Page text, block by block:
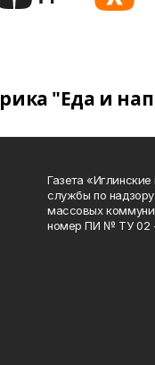
"Еда и
Газета
службы по
массовых
номер ПИ № ТУ 02 -